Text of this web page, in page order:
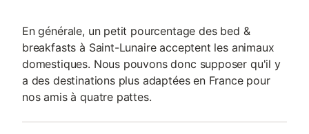
En générale, un petit pourcentage des bed &
breakfasts à Saint-Lunaire acceptent les animaux
domestiques. Nous pouvons donc supposer qu'il y
a des destinations plus adaptées en France pour
nos amis à quatre pattes.